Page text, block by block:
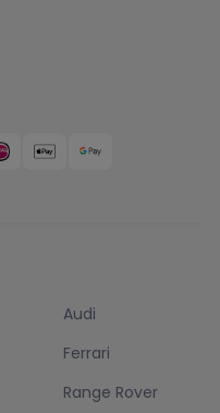
Audi
Ferrari
Range Rover